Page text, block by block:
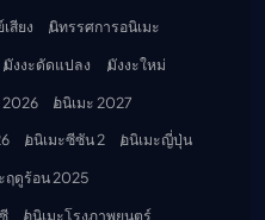
สียง
นิทรรศการอนิเมะ
มังงะดัดแปลง
มังงะใหม่
2026
อนิเมะ 2027
อนิเมะซีซัน 2
อนิเมะญี่ปุ่น
ฤดูร้อน 2025
อนิเมะโรงภาพยนตร์